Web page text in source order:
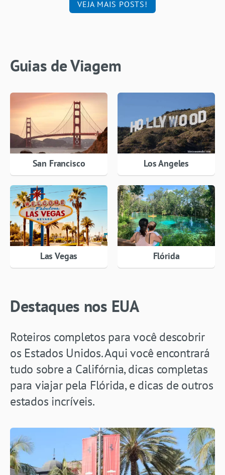
VEJA MAIS POSTS!
Guias de Viagem
San Francisco Los Angeles
Las Vegas Flórida
Destaques nos EUA
Roteiros completos para você descobrir
os Estados Unidos. Aqui você encontrará
tudo sobre a Califórnia, dicas completas
para viajar pela Flórida, e dicas de outros
estados incríveis.